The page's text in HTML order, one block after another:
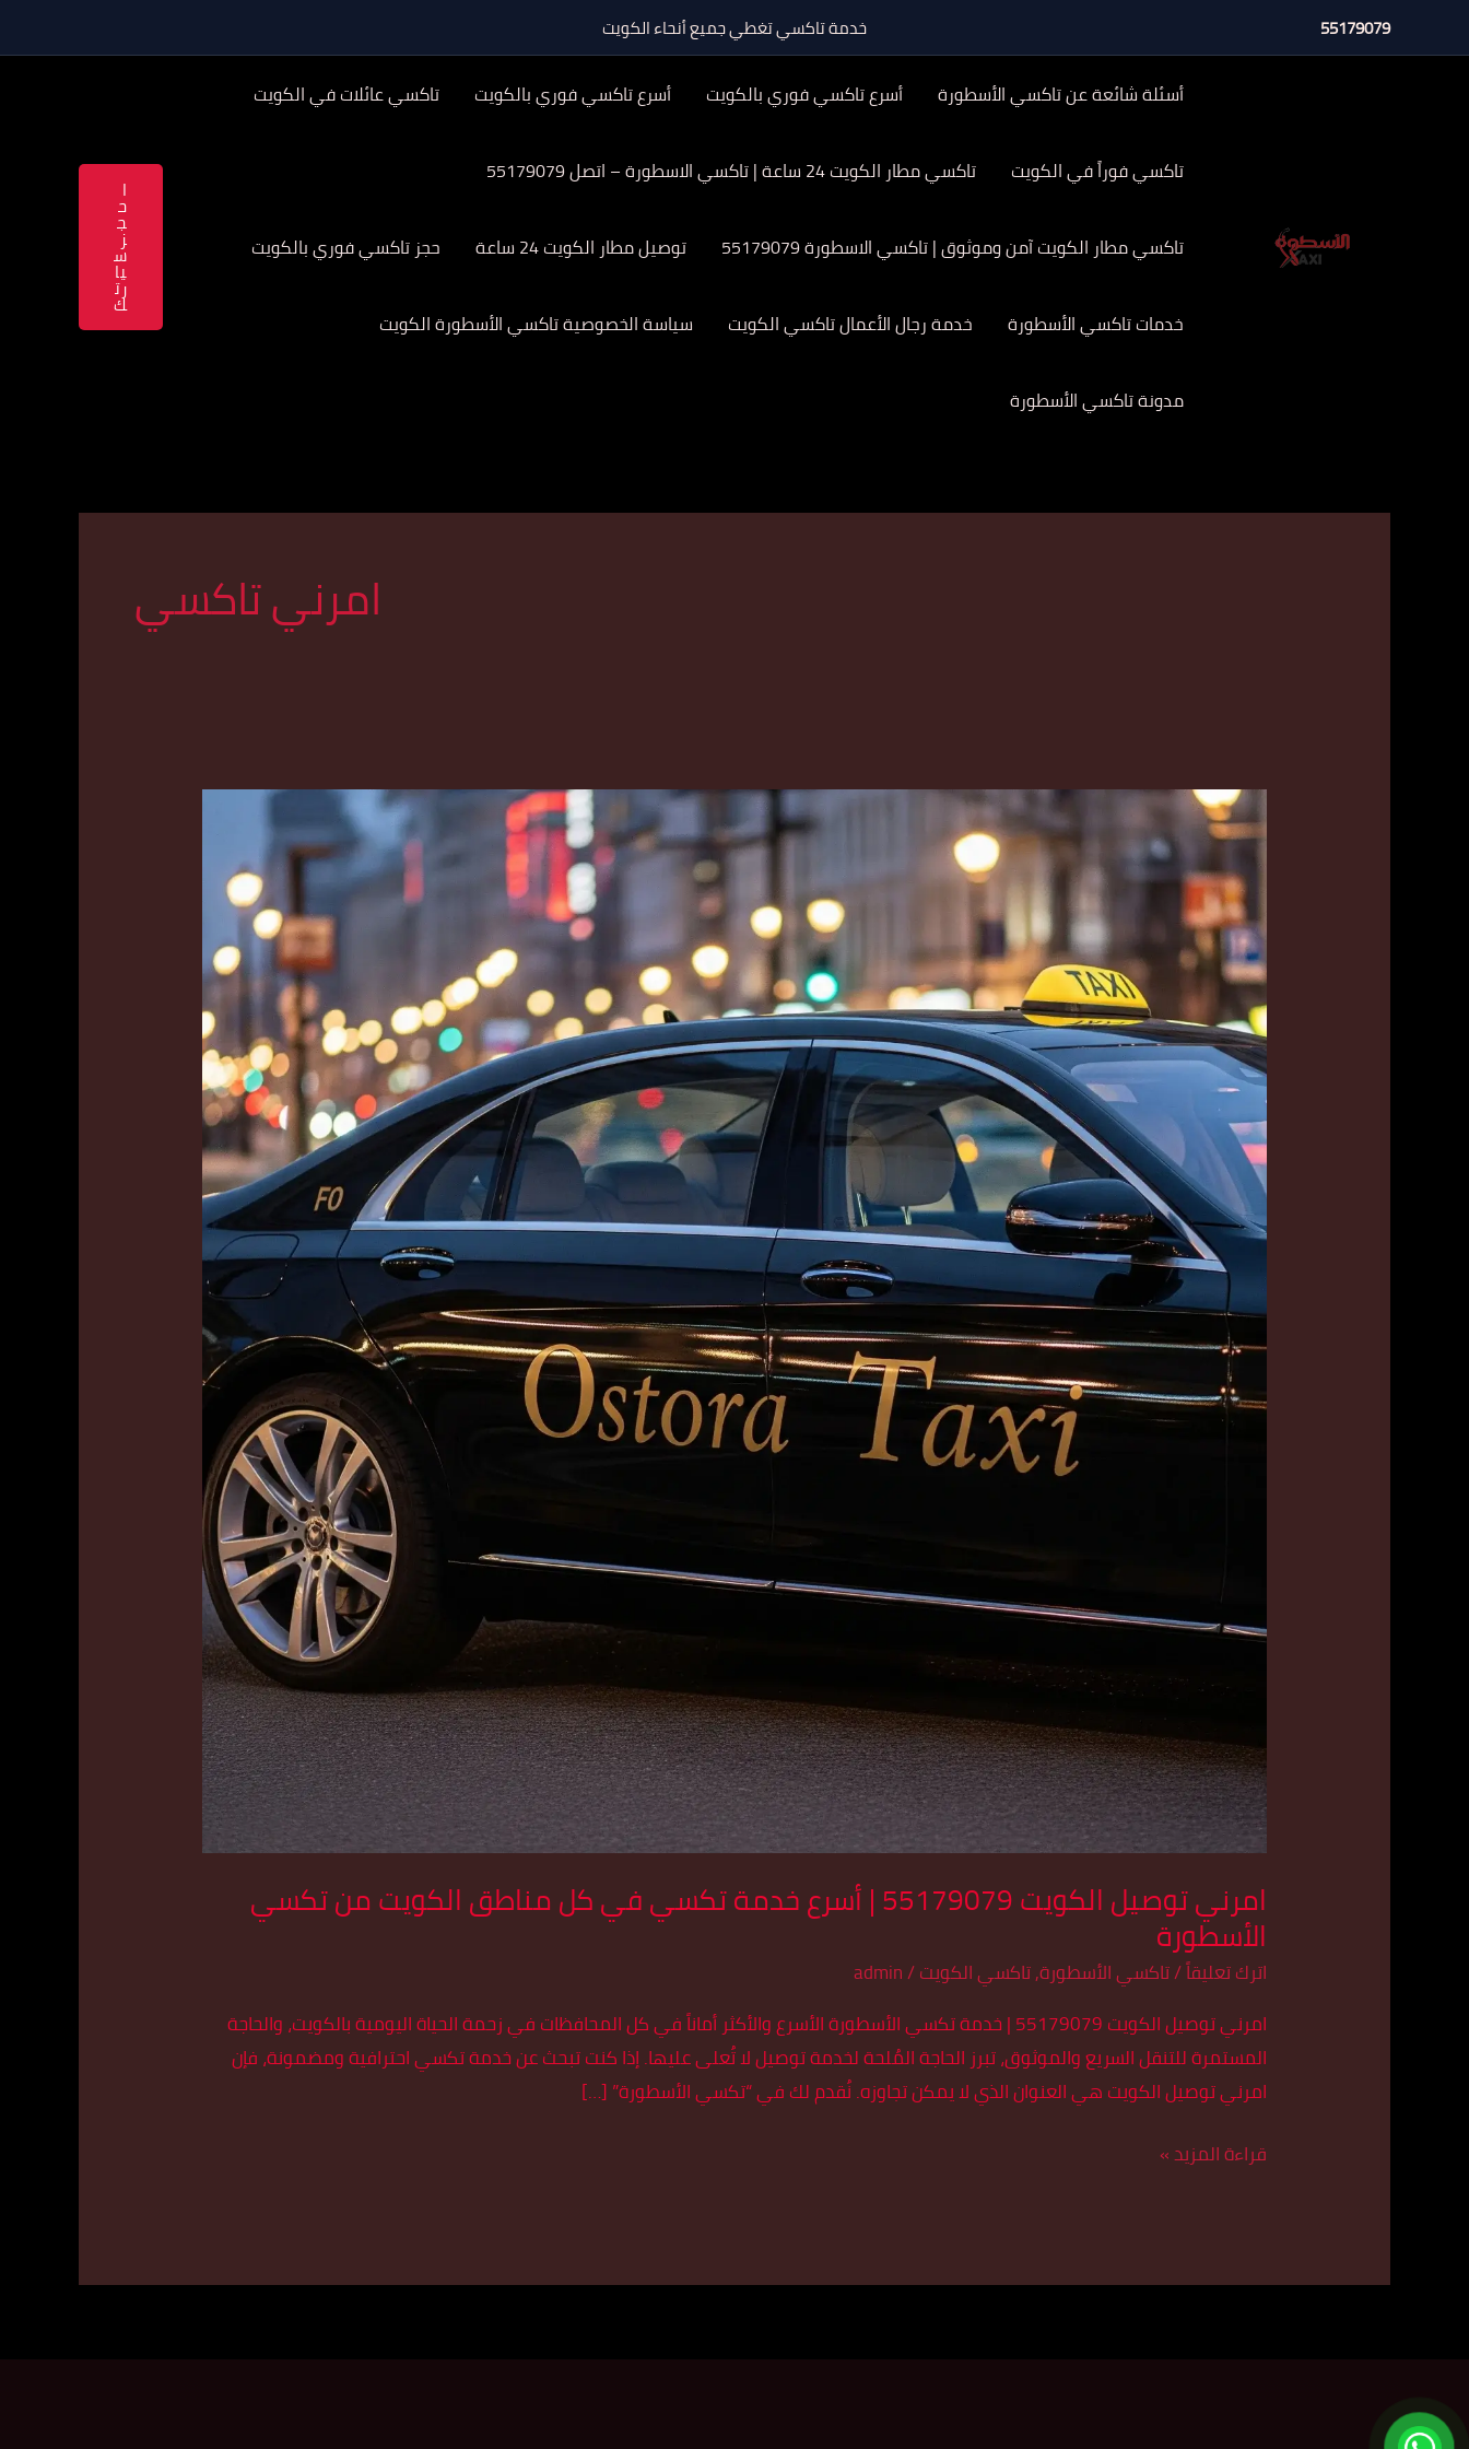
إلى
55179079 خدمة تاكسي تغطي جميع أنحاء الكويت
أسئلة شائعة عن تاكسي الأسطورة أسرع تاكسي فوري بالكويت أسرع تاكسي فوري بالكويت تاكسي عائلات في الكويت
تاكسي فوراً في الكويت تاكسي مطار الكويت 24 ساعة | تاكسي الاسطورة – اتصل 55179079
تاكسي مطار الكويت آمن وموثوق | تاكسي الاسطورة 55179079 توصيل مطار الكويت 24 ساعة حجز تاكسي فوري بالكويت
خدمات تاكسي الأسطورة خدمة رجال الأعمال تاكسي الكويت سياسة الخصوصية تاكسي الأسطورة الكويت
مدونة تاكسي الأسطورة
ا
ح
ج
ز
س
يا
رت
ك
امرني تاكسي
امرني توصيل الكويت 55179079 | أسرع خدمة تكسي في كل مناطق الكويت من تكسي
الأسطورة
اترك تعليقاً/تاكسي الأسطورة,تاكسي الكويت/
admin
امرني توصيل الكويت 55179079 | خدمة تكسي الأسطورة الأسرع والأكثر أماناً في كل المحافظات في زحمة الحياة اليومية بالكويت، والحاجة
المستمرة للتنقل السريع والموثوق، تبرز الحاجة المُلحة لخدمة توصيل لا تُعلى عليها. إذا كنت تبحث عن خدمة تكسي احترافية ومضمونة، فإن
امرني توصيل الكويت هي العنوان الذي لا يمكن تجاوزه. نُقدم لك في “تكسي الأسطورة” […]
امرني
توصيل
الكويت
55179079
|
أسرع
خدمة
تكسي
في
كل
مناطق
الكويت
من
تكسي
الأسطورة
قراءة المزيد »